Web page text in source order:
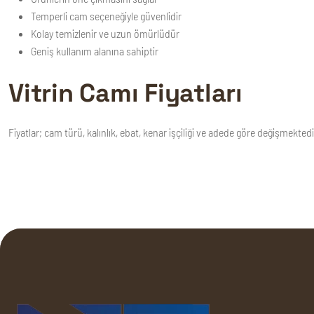
Temperli cam seçeneğiyle güvenlidir
Kolay temizlenir ve uzun ömürlüdür
Geniş kullanım alanına sahiptir
Vitrin Camı Fiyatları
Fiyatlar; cam türü, kalınlık, ebat, kenar işçiliği ve adede göre